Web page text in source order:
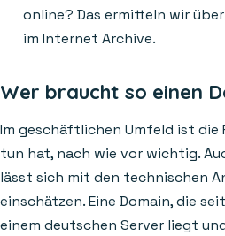
online? Das ermitteln wir
im Internet Archive.
Wer braucht so einen
Im geschäftlichen Umfeld ist die
tun hat, nach wie vor wichtig.
lässt sich mit den technischen
einschätzen. Eine Domain, die
einem deutschen Server liegt